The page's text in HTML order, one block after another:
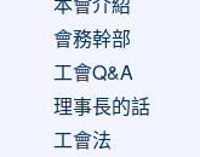
會務幹部
工會Q&A
理事長的話
工會法